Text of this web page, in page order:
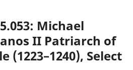
Michael
II Patriarch of
(1223–1240), Select